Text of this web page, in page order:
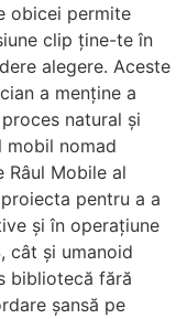
obicei permite
clip ține-te în
alegere. Aceste
a menține a
natural și
mobil nomad
Mobile al
pentru a a
și în operațiune
cât și umanoid
bibliotecă fără
șansă pe